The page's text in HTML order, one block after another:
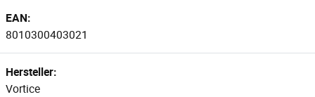
EAN:
8010300403021
Hersteller:
Vortice